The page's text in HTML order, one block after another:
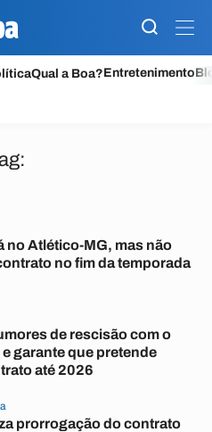
Qual a Boa?Entretenimento
no Atlético-MG, mas não
no fim da temporada
de rescisão com o
garante que pretende
até 2026
prorrogação do contrato